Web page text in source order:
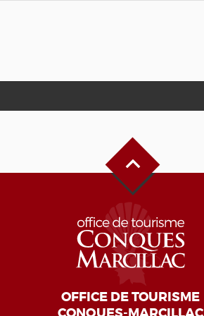
OFFICE DE TOURISME